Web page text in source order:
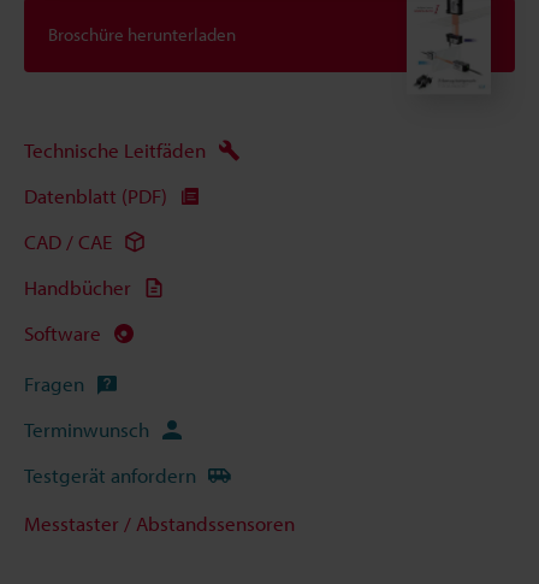
Broschüre herunterladen
Technische Leitfäden
Datenblatt (PDF)
CAD / CAE
Handbücher
Software
Fragen
Terminwunsch
Testgerät anfordern
Messtaster / Abstandssensoren